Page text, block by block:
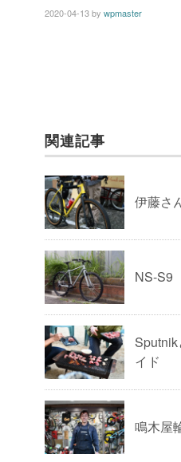
2020-04-13by wpmaster
関連記事
伊藤さ
NS-S9
イド
鳴木屋